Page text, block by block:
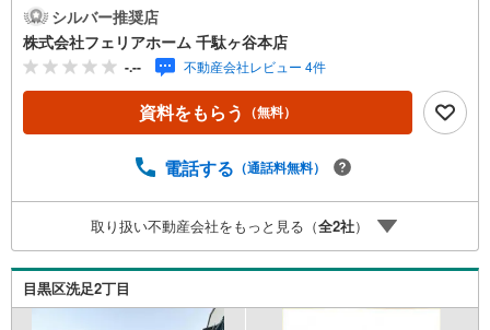
K＋カースぺ-ス2台のプラン有です♪この土地は土地売買契
約後3ヶ月以内に売主会社が指定する建築会社と建物の建築
請負契約を締結することを条件に販売します。この期間内
に建築請負契約書を締結されなかった場合は、土地売買契
約は白紙となり、受領した手付金等の土地代金はすべてお
返しします。フェリアホーム千駄ヶ谷本店は、渋谷区・新
都心エリアで、土地・新築戸建・中古戸建・マンションな
ャンペーン対象店舗】当店で物件を成約するとPayPayポイ
ントがもらえる「Yahoo！不動産 物件ご成約キャンペー
ン」の対象になります。「資料をもらう」「見学予約をす
る」ボタンからお問い合わせください。※必ずYahoo！ JAP
AN IDでログインしてください。※PayPayポイントは出金
と譲渡はできません。
シルバー推奨店
株式会社フェリアホーム 千駄ヶ谷本店
-.-- 不動産会社レビュー 4件
資料をもらう （無料）
電話する （通話料無料）
取り扱い不動産会社をもっと見る（全2社）
目黒区洗足2丁目